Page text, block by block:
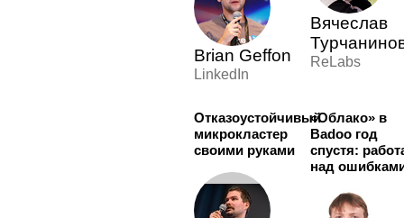
Brian Geffon
LinkedIn
Вячеслав
ReLabs
Отказоустойчивый
микрокластер
своими руками
«Облако» в
Badoo год
спустя:
над